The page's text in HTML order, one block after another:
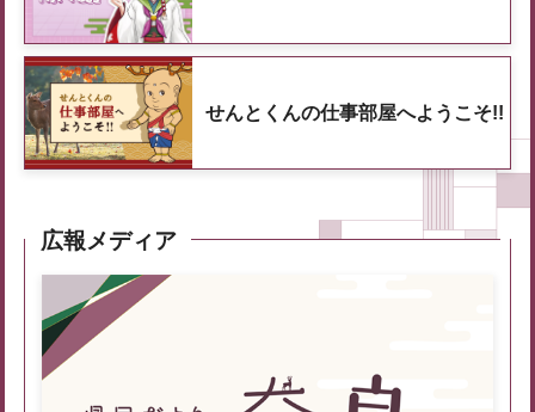
せんとくんの仕事部屋へようこそ!!
広報メディア